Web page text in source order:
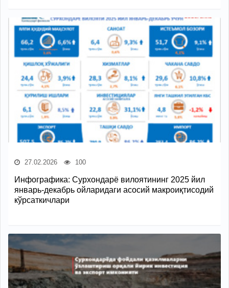
27.02.2026 100
Инфографика: Сурхондарё вилоятининг 2025 йил
январь-декабрь ойларидаги асосий макроиқтисодий
кўрсаткичлари